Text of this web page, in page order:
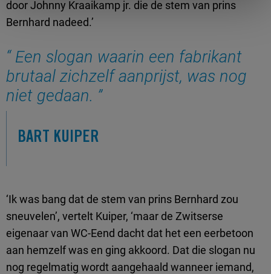
door Johnny Kraaikamp jr. die de stem van prins
Bernhard nadeed.’
Een slogan waarin een fabrikant
brutaal zichzelf aanprijst, was nog
niet gedaan.
BART KUIPER
‘Ik was bang dat de stem van prins Bernhard zou
sneuvelen’, vertelt Kuiper, ‘maar de Zwitserse
eigenaar van WC-Eend dacht dat het een eerbetoon
aan hemzelf was en ging akkoord. Dat die slogan nu
nog regelmatig wordt aangehaald wanneer iemand,